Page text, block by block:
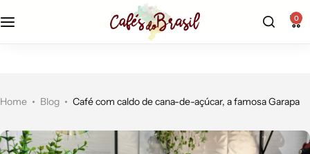
r$19,90 - frete fixo econômico | 0
Home Blog Café com caldo de cana-de-açúcar, a famosa Garapa